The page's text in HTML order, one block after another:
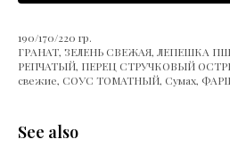
190/170/220 гр.
ГРАНАТ, ЗЕЛЕНЬ СВЕЖАЯ, ЛЕПЕШКА
РЕПЧАТЫЙ, ПЕРЕЦ СТРУЧКОВЫЙ
свежие, СОУС ТОМАТНЫЙ, Сумах,
See also